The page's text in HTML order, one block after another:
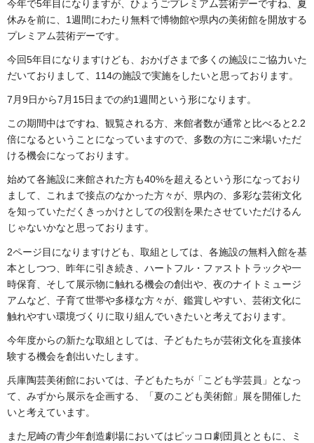
今年で5年目になりますが、ひょうごプレミアム芸術デーですね、夏
休みを前に、1週間にわたり無料で博物館や県内の美術館を開放する
プレミアム芸術デーです。
今回5年目になりますけども、おかげさまで多くの施設にご協力いた
だいておりまして、114の施設で実施をしたいと思っております。
7月9日から7月15日までの約1週間という形になります。
この期間中はですね、観覧される方、来館者数が通常と比べると2.2
倍になるということになっていますので、多数の方にご来場いただ
ける機会になっております。
始めて各施設に来館された方も40%を超えるという形になっており
まして、これまで接点のなかった方々が、県内の、多彩な芸術文化
を知っていただくきっかけとしての役割を果たさせていただけるん
じゃないかなと思っております。
2ページ目になりますけども、取組としては、各施設の無料入館を基
本としつつ、昨年に引き続き、ハートフル・ファストトラックや一
時保育、そして展示物に触れる機会の創出や、夜のナイトミュージ
アムなど、子育て世帯や多様な方々が、鑑賞しやすい、芸術文化に
触れやすい環境づくりに取り組んでいきたいと考えております。
今年度からの新たな取組としては、子どもたちが芸術文化を直接体
験する機会を創出いたします。
兵庫陶芸美術館においては、子どもたちが「こども学芸員」となっ
て、みずから展示を企画する、「夏のこども美術館」展を開催した
いと考えています。
また尼崎の青少年創造劇場においてはピッコロ劇団員とともに、ミ